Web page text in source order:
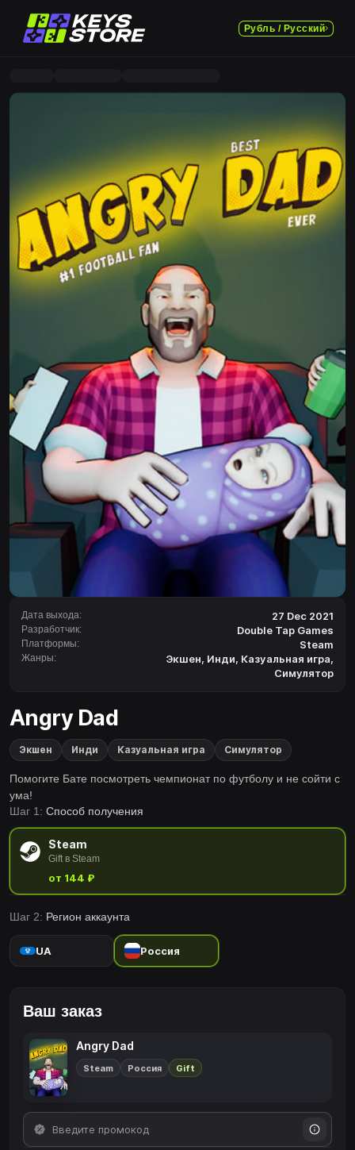
Рубль / Русский
Дата выхода: 27 Dec 2021
Разработчик: Double Tap Games
Платформы: Steam
Жанры: Экшен, Инди, Казуальная игра,
Симулятор
Angry Dad
Экшен Инди Казуальная игра Симулятор
Помогите Бате посмотреть чемпионат по футболу и не сойти с
ума!
Шаг 1: Способ получения
Steam
Gift в Steam
от 144 ₽
Шаг 2: Регион аккаунта
UA Россия
Ваш заказ
Angry Dad
Steam Россия Gift